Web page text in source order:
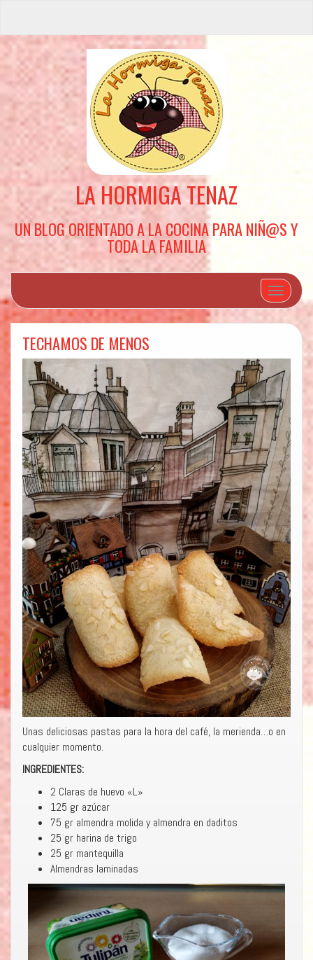
LA HORMIGA TENAZ
UN BLOG ORIENTADO A LA COCINA PARA NIÑ@S Y
TODA LA FAMILIA
Cambiar
TECHAMOS DE MENOS
Unas deliciosas pastas para la hora del café, la merienda…o en
cualquier momento.
INGREDIENTES:
2 Claras de huevo «L»
125 gr azúcar
75 gr almendra molida y almendra en daditos
25 gr harina de trigo
25 gr mantequilla
Almendras laminadas